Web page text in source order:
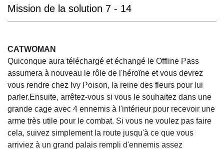
Mission de la solution 7 - 14
CATWOMAN
Quiconque aura téléchargé et échangé le Offline Pass
assumera à nouveau le rôle de l'héroïne et vous devrez
vous rendre chez Ivy Poison, la reine des fleurs pour lui
parler.Ensuite, arrêtez-vous si vous le souhaitez dans une
grande cage avec 4 ennemis à l'intérieur pour recevoir une
arme très utile pour le combat. Si vous ne voulez pas faire
cela, suivez simplement la route jusqu'à ce que vous
arriviez à un grand palais rempli d'ennemis assez